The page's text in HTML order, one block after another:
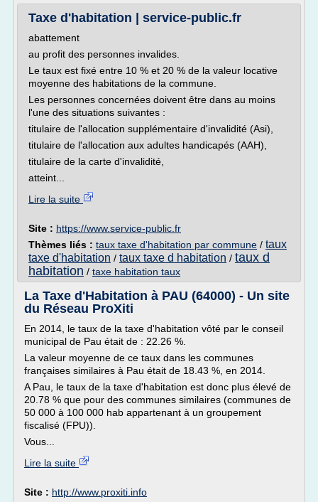
Taxe d'habitation | service-public.fr
abattement
au profit des personnes invalides.
Le taux est fixé entre 10 % et 20 % de la valeur locative
moyenne des habitations de la commune.
Les personnes concernées doivent être dans au moins
l'une des situations suivantes :
titulaire de l'allocation supplémentaire d'invalidité (Asi),
titulaire de l'allocation aux adultes handicapés (AAH),
titulaire de la carte d'invalidité,
atteint...
Lire la suite
Site : https://www.service-public.fr
Thèmes liés : taux taxe d'habitation par commune / taux
taxe d'habitation / taux taxe d habitation / taux d
habitation / taxe habitation taux
La Taxe d'Habitation à PAU (64000) - Un site
du Réseau ProXiti
En 2014, le taux de la taxe d'habitation vôté par le conseil
municipal de Pau était de : 22.26 %.
La valeur moyenne de ce taux dans les communes
françaises similaires à Pau était de 18.43 %, en 2014.
A Pau, le taux de la taxe d'habitation est donc plus élevé de
20.78 % que pour des communes similaires (communes de
50 000 à 100 000 hab appartenant à un groupement
fiscalisé (FPU)).
Vous...
Lire la suite
Site : http://www.proxiti.info